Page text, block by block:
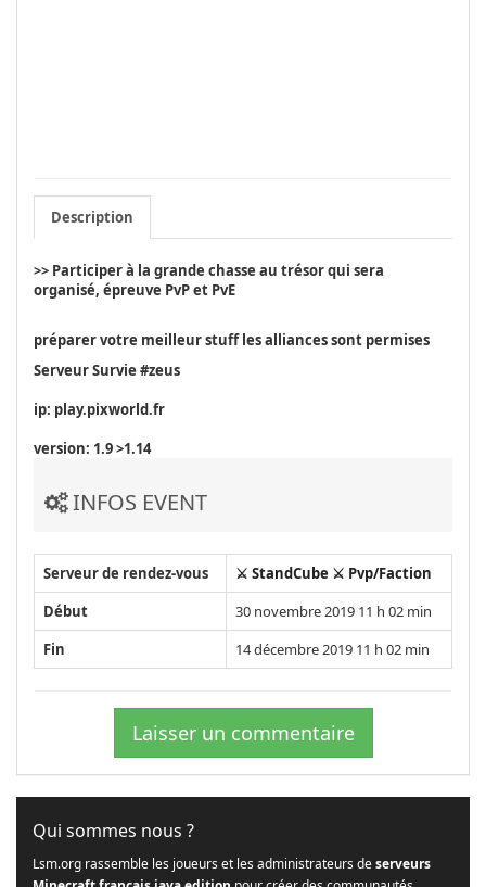
Description
>> Participer à la grande chasse au trésor qui sera
organisé, épreuve PvP et PvE
préparer votre meilleur stuff les alliances sont permises
Serveur Survie #zeus
ip: play.pixworld.fr
version: 1.9 >1.14
INFOS EVENT
Serveur de rendez-vous
⚔️ StandCube ⚔️ Pvp/Faction
Début
30 novembre 2019 11 h 02 min
Fin
14 décembre 2019 11 h 02 min
Laisser un commentaire
Qui sommes nous ?
Lsm.org rassemble les joueurs et les administrateurs deserveurs